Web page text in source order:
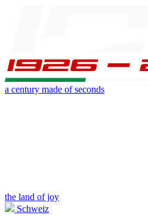
a century made of seconds
the land of joy
Schweiz